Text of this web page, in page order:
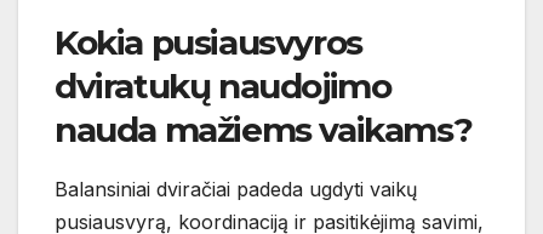
Kokia pusiausvyros
dviratukų naudojimo
nauda mažiems vaikams?
Balansiniai dviračiai padeda ugdyti vaikų
pusiausvyrą, koordinaciją ir pasitikėjimą savimi,